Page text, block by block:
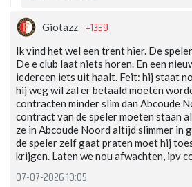
Giotazz +1359
Ik vind het wel een trent hier. De
De e club laat niets horen. En een
iedereen iets uit haalt. Feit: hij staat
hij weg wil zal er betaald moeten
contracten minder slim dan Abcoude
contract van de speler moeten staan
ze in Abcoude Noord altijd slimmer in
de speler zelf gaat praten moet hij
krijgen. Laten we nou afwachten, ipv
07-07-2026 10:05